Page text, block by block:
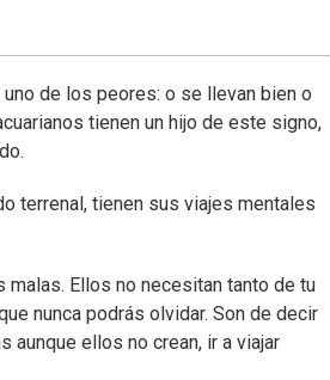
de los peores: o se llevan bien o
tienen un hijo de este signo,
terrenal, tienen sus viajes mentales
Ellos no necesitan tanto de tu
nunca podrás olvidar. Son de decir
aunque ellos no crean, ir a viajar